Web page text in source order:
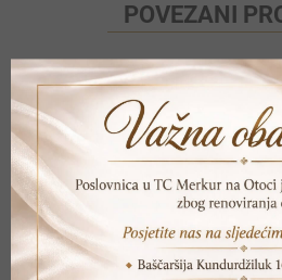
POVEZANI